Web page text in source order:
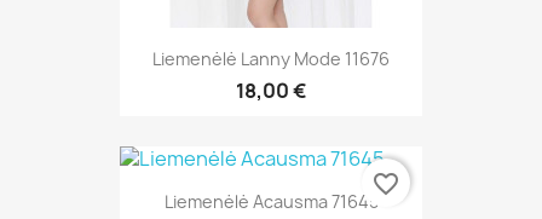
Liemenėlė Lanny Mode 11676
18,00 €
Liemenėlė Acausma 71645
favorite_border